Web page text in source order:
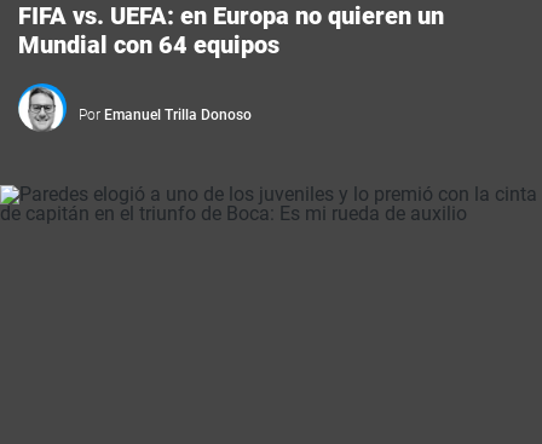
FIFA vs. UEFA: en Europa no quieren un
Mundial con 64 equipos
Por Emanuel Trilla Donoso